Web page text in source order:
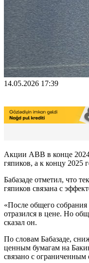
14.05.2026 17:39
Aкции ABB в конце
гяпиков, а к концу 2025
Бабазаде отметил, что
гяпиков связана с
«После общего
отразился в цене. Но
сказал он.
По словам Бабазаде,
ценным бумагам на
связано с